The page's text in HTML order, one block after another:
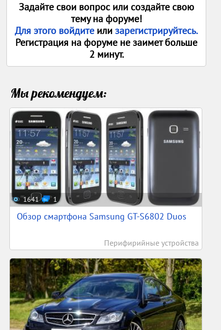
Задайте свои вопрос или создайте свою
тему на форуме!
Для этого войдите илизарегистрируйтесь.
Регистрация на форуме не заимет больше
2 минут.
Мы рекомендуем:
1641 1
Обзор смартфона Samsung GT-S6802 Duos
Перифирийные устройства